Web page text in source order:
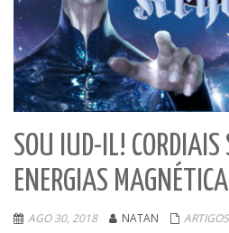
SOU IUD-IL! CORDIAIS
ENERGIAS
AGO 30, 2018 NATAN ARTIGOS